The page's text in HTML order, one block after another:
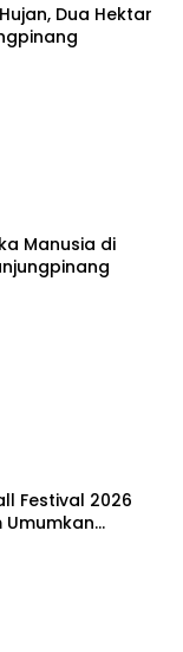
Dua Hektar
Manusia di
Festival 2026
Umumkan